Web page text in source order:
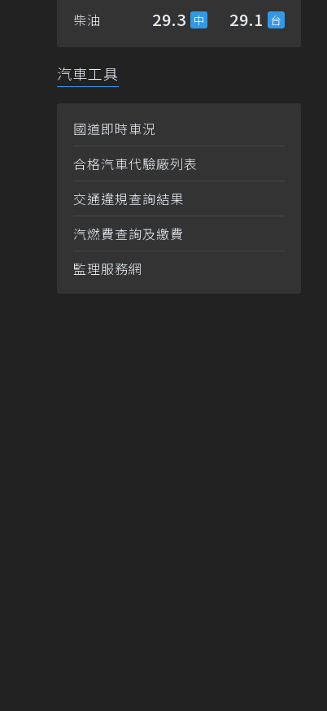
柴油 29.3 29.1
汽車工具
國道即時車況
合格汽車代驗廠列表
交通違規查詢結果
汽燃費查詢及繳費
監理服務網